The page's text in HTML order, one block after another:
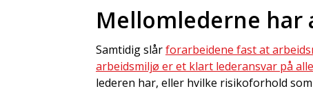
Mellomlederne har
Samtidig slårforarbeidene fast at
arbeidsmiljø er et klart lederansvar på
lederen har, eller hvilke risikoforhold